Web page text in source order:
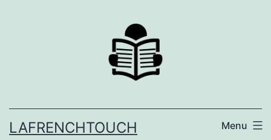
LAFRENCHTOUCH Menu